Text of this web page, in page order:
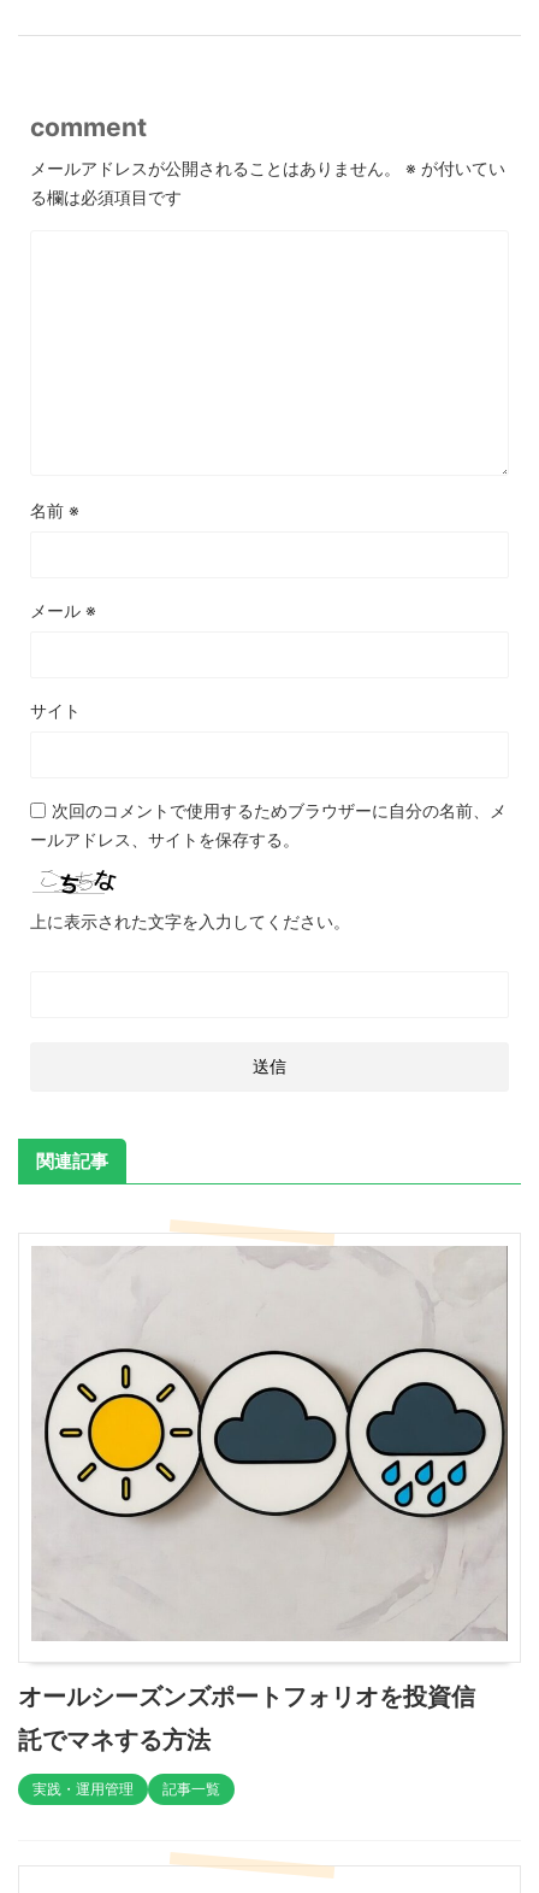
comment
メールアドレスが公開されることはありません。 ※ が付いてい
る欄は必須項目です
名前 ※
メール ※
サイト
次回のコメントで使用するためブラウザーに自分の名前、メ
ールアドレス、サイトを保存する。
上に表示された文字を入力してください。
関連記事
オールシーズンズポートフォリオを投資信
託でマネする方法
実践・運用管理 記事一覧